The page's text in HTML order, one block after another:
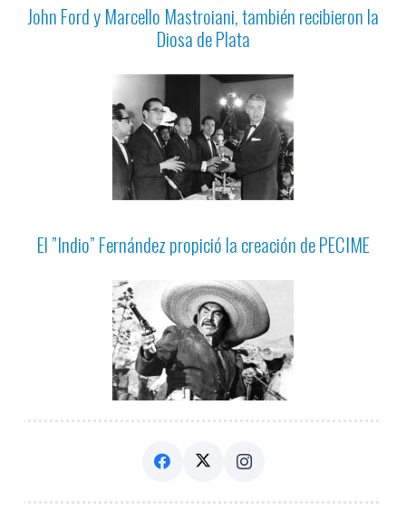
John Ford y Marcello Mastroiani, también recibieron la
Diosa de Plata
El ”Indio” Fernández propició la creación de PECIME